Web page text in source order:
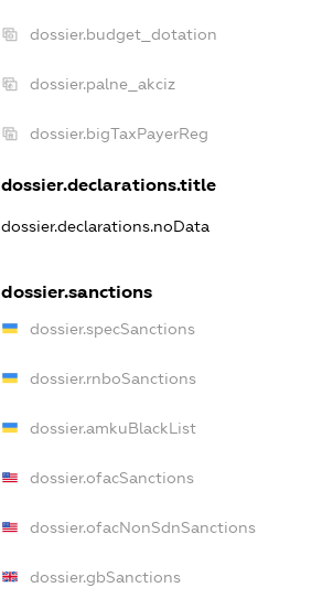
dossier.budget_dotation
dossier.palne_akciz
dossier.bigTaxPayerReg
dossier.declarations.title
dossier.declarations.noData
dossier.sanctions
dossier.specSanctions
dossier.rnboSanctions
dossier.amkuBlackList
dossier.ofacSanctions
dossier.ofacNonSdnSanctions
dossier.gbSanctions